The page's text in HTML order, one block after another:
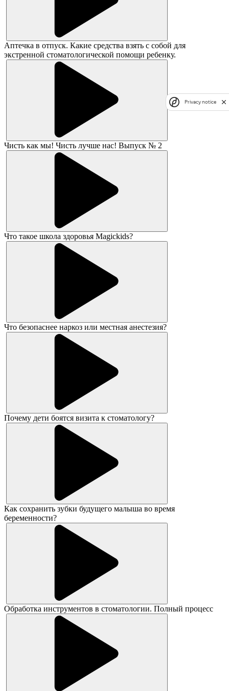
Аптечка в отпуск. Какие средства взять с собой для
экстренной стоматологической помощи ребенку.
Чисть как мы! Чисть лучше нас! Выпуск № 2
Что такое школа здоровья Magickids?
Что безопаснее наркоз или местная анестезия?
Почему дети боятся визита к стоматологу?
Как сохранить зубки будущего малыша во время
беременности?
Обработка инструментов в стоматологии. Полный процесс
Privacy notice